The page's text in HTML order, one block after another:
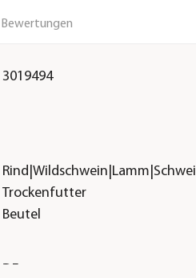
Bewertungen
3019494
Trockenfutter
Beutel
DE